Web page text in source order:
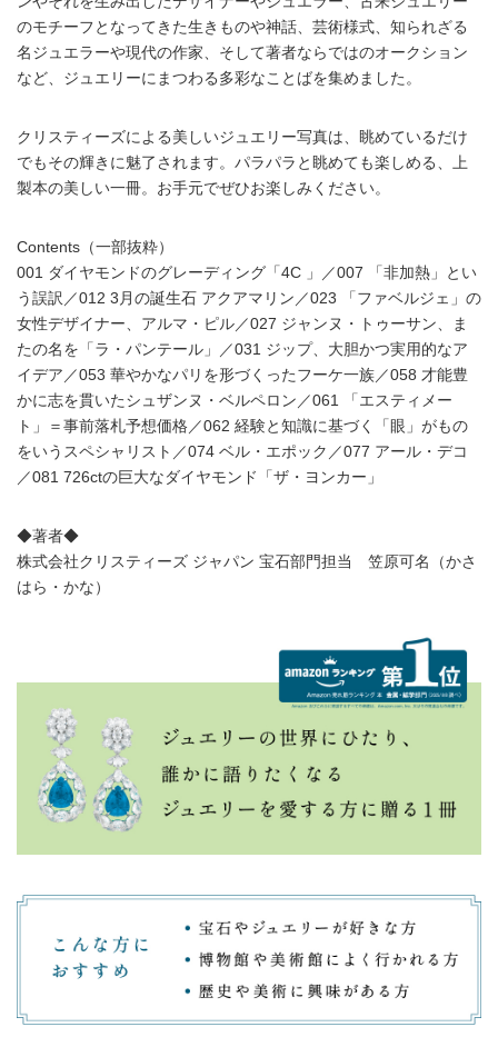
のモチーフとなってきた生きものや神話、芸術様式、知られざる
名ジュエラーや現代の作家、そして著者ならではのオークション
など、ジュエリーにまつわる多彩なことばを集めました。
クリスティーズによる美しいジュエリー写真は、眺めているだけ
でもその輝きに魅了されます。パラパラと眺めても楽しめる、上
製本の美しい一冊。お手元でぜひお楽しみください。
Contents（一部抜粋）
001 ダイヤモンドのグレーディング「4C 」／007 「非加熱」とい
う誤訳／012 3月の誕生石 アクアマリン／023 「ファベルジェ」の
女性デザイナー、アルマ・ピル／027 ジャンヌ・トゥーサン、ま
たの名を「ラ・パンテール」／031 ジップ、大胆かつ実用的なア
イデア／053 華やかなパリを形づくったフーケ一族／058 才能豊
かに志を貫いたシュザンヌ・ベルペロン／061 「エスティメー
ト」＝事前落札予想価格／062 経験と知識に基づく「眼」がもの
をいうスペシャリスト／074 ベル・エポック／077 アール・デコ
／081 726ctの巨大なダイヤモンド「ザ・ヨンカー」
◆著者◆
株式会社クリスティーズ ジャパン 宝石部門担当 笠原可名（かさ
はら・かな）